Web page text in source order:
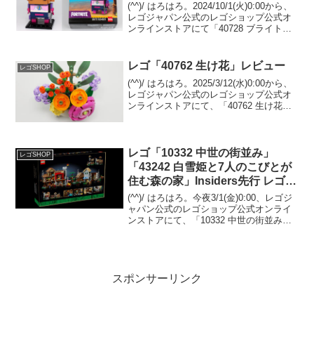
(^^)/ はろはろ。2024/10/1(火)0:00から、
レゴジャパン公式のレゴショップ公式オ
ンラインストアにて「40728 ブライトボ
込)以上の購入が条件...
レゴSHOP レゴ「40762 生け花」レビュー
(^^)/ はろはろ。2025/3/12(水)0:00から、
レゴジャパン公式のレゴショップ公式オ
ンラインストアにて、「40762 生け花」
レゴSHOP
レゴ「10332 中世の街並み」
「43242 白雪姫と7人のこびとが
住む森の家」Insiders先行 レゴシ
ョップ
(^^)/ はろはろ。今夜3/1(金)0:00、レゴジ
ャパン公式のレゴショップ公式オンライ
ンストアにて、「10332 中世の街並み」
スポンサーリンク